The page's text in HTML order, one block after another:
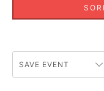
SAVE EVENT